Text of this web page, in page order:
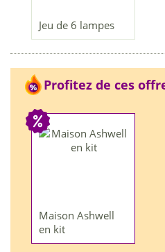
Jeu de 6 lampes
Profitez de ces
Maison Ashwell
en kit